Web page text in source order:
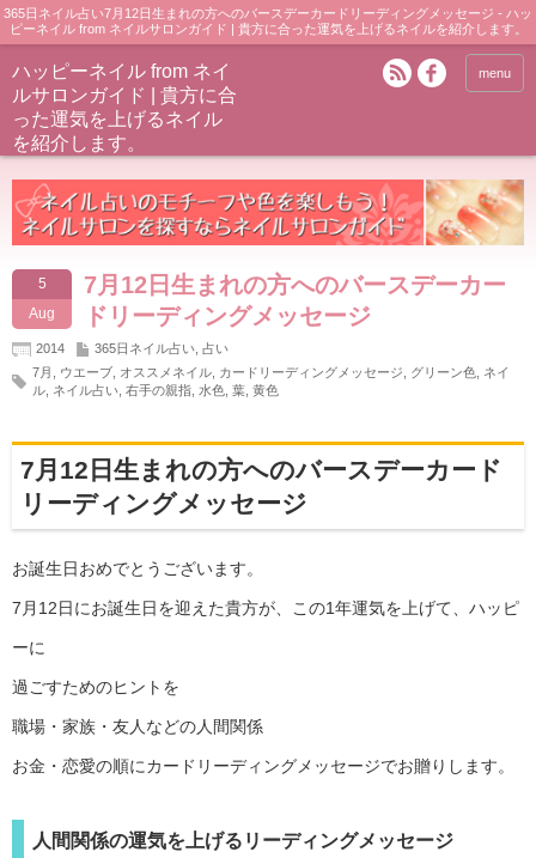
365日ネイル占い7月12日生まれの方へのバースデーカードリーディングメッセージ - ハッ
ピーネイル from ネイルサロンガイド | 貴方に合った運気を上げるネイルを紹介します。
ハッピーネイル from ネイ
ルサロンガイド | 貴方に合
った運気を上げるネイル
を紹介します。
menu
5
Aug
7月12日生まれの方へのバースデーカー
ドリーディングメッセージ
2014 365日ネイル占い 占い
7月
ウエーブ オススメネイル カードリーディングメッセージ グリーン色
ネイ
ル ネイル占い 右手の親指 水色 葉 黄色
7月12日生まれの方へのバースデーカード
リーディングメッセージ
お誕生日おめでとうございます。
7月12日にお誕生日を迎えた貴方が、この1年運気を上げて、ハッピ
ーに
過ごすためのヒントを
職場・家族・友人などの人間関係
お金・恋愛の順にカードリーディングメッセージでお贈りします。
人間関係の運気を上げるリーディングメッセージ